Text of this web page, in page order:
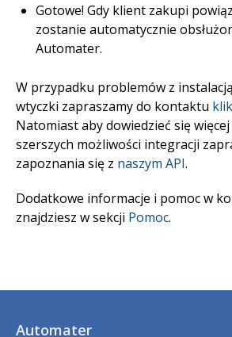
Gotowe! Gdy klient zakupi
zostanie automatycznie
Automater.
W przypadku problemów z
wtyczki zapraszamy do kontaktu
Natomiast aby dowiedzieć się
szerszych możliwości integracji
zapoznania się z naszym API.
Dodatkowe informacje i pomoc w
znajdziesz w sekcji Pomoc.
Automater